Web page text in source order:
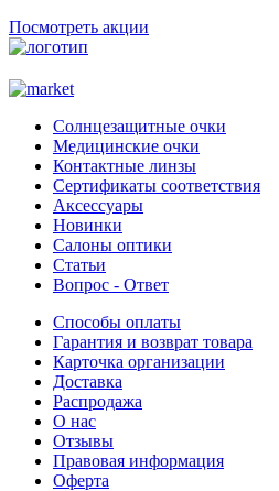
Посмотреть акции
Солнцезащитные очки
Медицинские очки
Контактные линзы
Сертификаты соответствия
Аксессуары
Новинки
Салоны оптики
Статьи
Вопрос - Ответ
Способы оплаты
Гарантия и возврат товара
Карточка организации
Доставка
Распродажа
О нас
Отзывы
Правовая информация
Оферта